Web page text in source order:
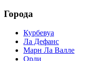
Города
Курбевуа
Ла Дефанс
Марн Ла Валле
Орли